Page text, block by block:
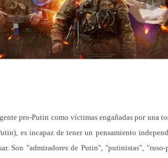
pro-Putin como víctimas engañadas por una
es incapaz de tener un pensamiento
Son "admiradores de Putin", "putinistas", "ruso-